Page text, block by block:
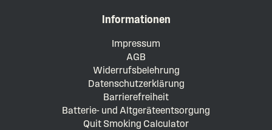
Informationen
Impressum
AGB
Widerrufsbelehrung
Datenschutzerklärung
Barrierefreiheit
Batterie- und Altgeräteentsorgung
Quit Smoking Calculator